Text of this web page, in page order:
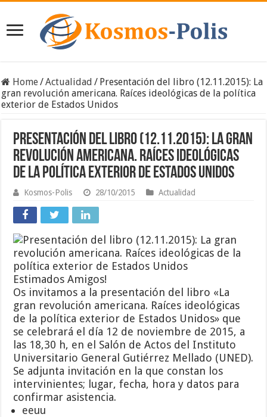
Home/Actualidad / Presentación del libro (12.11.2015): La
gran revolución americana. Raíces ideológicas de la política
exterior de Estados Unidos
Presentación del libro (12.11.2015): La gran
revolución americana. Raíces ideológicas
de la política exterior de Estados Unidos
Kosmos-Polis 28/10/2015 Actualidad
Estimados Amigos!
Os invitamos a la presentación del libro «La
gran revolución americana. Raíces ideológicas
de la política exterior de Estados Unidos» que
se celebrará el día 12 de noviembre de 2015, a
las 18,30 h, en el Salón de Actos del Instituto
Universitario General Gutiérrez Mellado (UNED).
Se adjunta invitación en la que constan los
intervinientes; lugar, fecha, hora y datos para
confirmar asistencia.
eeuu